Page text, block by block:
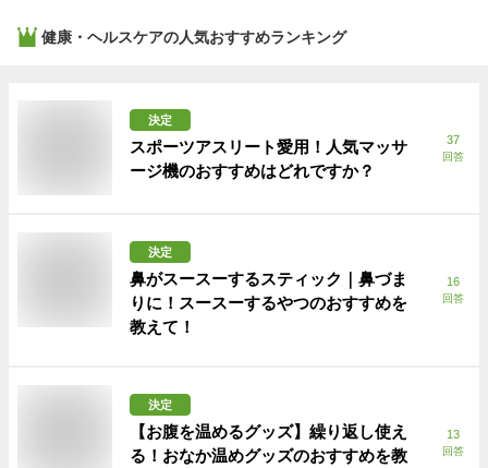
健康・ヘルスケアの人気おすすめランキング
決定
スポーツアスリート愛用！人気マッサ
ージ機のおすすめはどれですか？
37
回答
決定
鼻がスースーするスティック｜鼻づま
りに！スースーするやつのおすすめを
教えて！
16
回答
決定
【お腹を温めるグッズ】繰り返し使え
る！おなか温めグッズのおすすめを教
13
回答